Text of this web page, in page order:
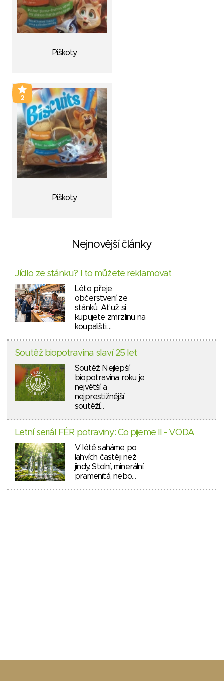
Piškoty
2
Piškoty
Nejnovější články
Jídlo ze stánku? I to můžete reklamovat
Léto přeje
občerstvení ze
stánků. Ať už si
kupujete zmrzlinu na
koupališti,…
Soutěž biopotravina slaví 25 let
Soutěž Nejlepší
biopotravina roku je
největší a
nejprestižnější
soutěží…
Letní seriál FÉR potraviny: Co pijeme II - VODA
V létě saháme po
lahvích častěji než
jindy. Stolní, minerální,
pramenitá, nebo…